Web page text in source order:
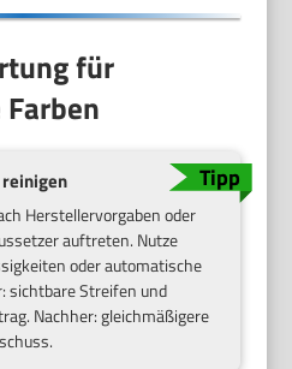
für
Herstellervorgaben oder
auftreten. Nutze
oder automatische
sichtbare Streifen und
Nachher: gleichmäßigere